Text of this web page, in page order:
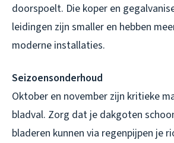
doorspoelt. Die koper en
leidingen zijn smaller en hebben
moderne installaties.
Seizoensonderhoud
Oktober en november zijn kritieke
bladval. Zorg dat je dakgoten
bladeren kunnen via regenpijpen je